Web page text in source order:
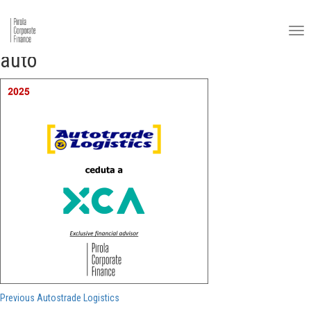
auto
Navigazione
Previous Previous
Autostrade Logistics